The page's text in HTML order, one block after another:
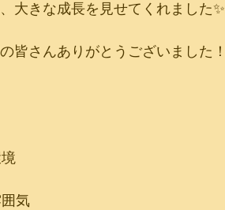
大きな成長を見せてくれました✨
皆さんありがとうございました！
気